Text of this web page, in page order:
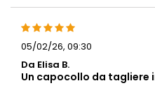
05/02/26, 09:30
Da Elisa B.
Un capocollo da tagliere